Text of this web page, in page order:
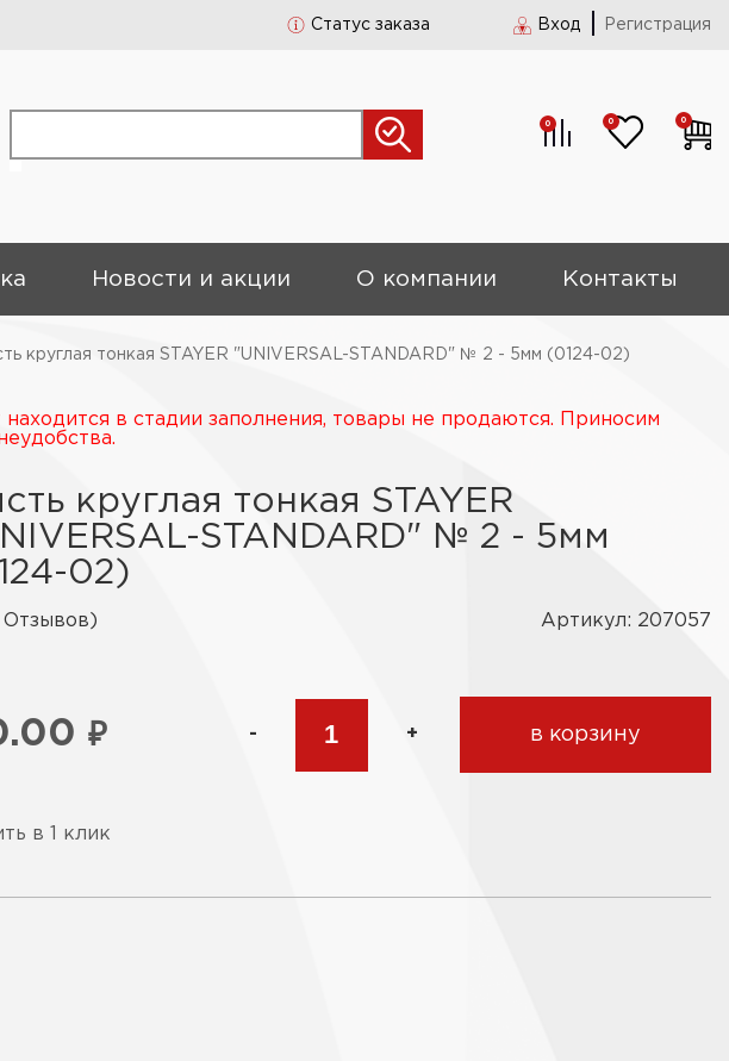
Статус заказа Вход Регистрация
0 0 0
Новости и акции О компании Контакты
круглая тонкая STAYER "UNIVERSAL-STANDARD" № 2 - 5мм (0124-02)
в стадии заполнения, товары не продаются. Приносим
круглая тонкая STAYER
STANDARD" № 2 - 5мм
02)
Артикул: 207057
₽ - + в корзину
в 1 клик